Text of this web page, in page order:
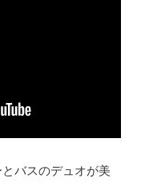
バスのデュオが美